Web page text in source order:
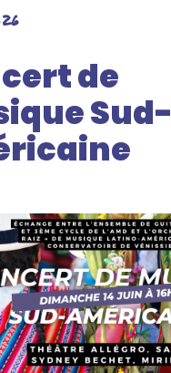
et familles
de
Sud-